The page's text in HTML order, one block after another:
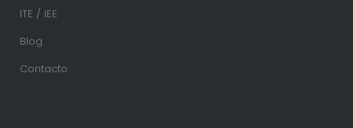
ITE / IEE
Blog
Contacto